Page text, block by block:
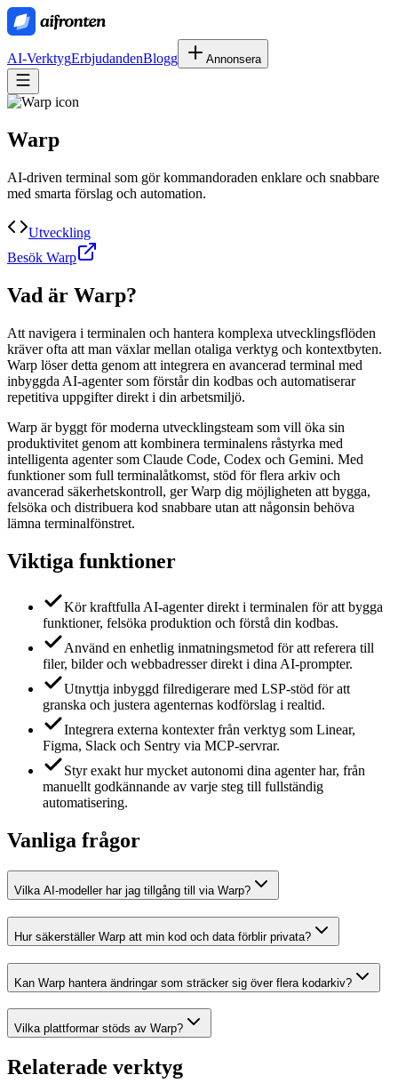
AI-VerktygErbjudandenBlogg Annonsera
Warp
AI-driven terminal som gör kommandoraden enklare och snabbare
med smarta förslag och automation.
Utveckling
Besök Warp
Vad är Warp?
Att navigera i terminalen och hantera komplexa utvecklingsflöden
kräver ofta att man växlar mellan otaliga verktyg och kontextbyten.
Warp löser detta genom att integrera en avancerad terminal med
inbyggda AI-agenter som förstår din kodbas och automatiserar
repetitiva uppgifter direkt i din arbetsmiljö.
Warp är byggt för moderna utvecklingsteam som vill öka sin
produktivitet genom att kombinera terminalens råstyrka med
intelligenta agenter som Claude Code, Codex och Gemini. Med
funktioner som full terminalåtkomst, stöd för flera arkiv och
avancerad säkerhetskontroll, ger Warp dig möjligheten att bygga,
felsöka och distribuera kod snabbare utan att någonsin behöva
lämna terminalfönstret.
Viktiga funktioner
Kör kraftfulla AI-agenter direkt i terminalen för att bygga
funktioner, felsöka produktion och förstå din kodbas.
Använd en enhetlig inmatningsmetod för att referera till
filer, bilder och webbadresser direkt i dina AI-prompter.
Utnyttja inbyggd filredigerare med LSP-stöd för att
granska och justera agenternas kodförslag i realtid.
Integrera externa kontexter från verktyg som Linear,
Figma, Slack och Sentry via MCP-servrar.
Styr exakt hur mycket autonomi dina agenter har, från
manuellt godkännande av varje steg till fullständig
automatisering.
Vanliga frågor
Vilka AI-modeller har jag tillgång till via Warp?
Hur säkerställer Warp att min kod och data förblir privata?
Kan Warp hantera ändringar som sträcker sig över flera kodarkiv?
Vilka plattformar stöds av Warp?
Relaterade verktyg